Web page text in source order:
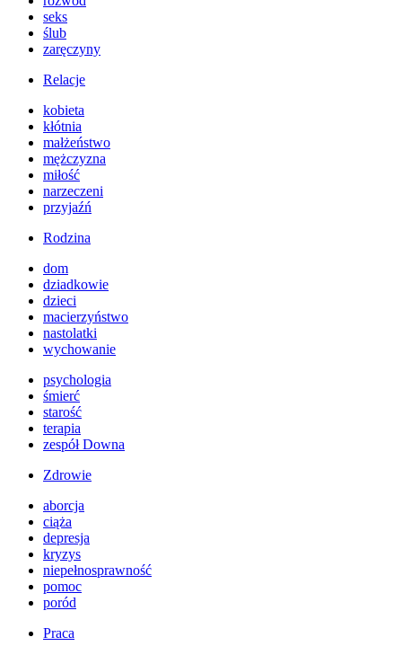
seks
ślub
zaręczyny
Relacje
kobieta
kłótnia
małżeństwo
mężczyzna
miłość
narzeczeni
przyjaźń
Rodzina
dom
dziadkowie
dzieci
macierzyństwo
nastolatki
wychowanie
psychologia
śmierć
starość
terapia
zespół Downa
Zdrowie
aborcja
ciąża
depresja
kryzys
niepełnosprawność
pomoc
poród
Praca